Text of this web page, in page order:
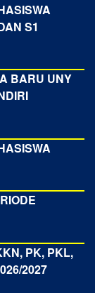
S1
BARU UNY
PK, PKL,
2027